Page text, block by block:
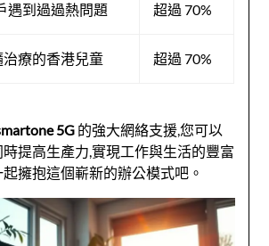
遇到過過熱問題 超過 70%
療的香港兒童 超過 70%
5G 的強大網絡支援,您可以
提高生產力,實現工作與生活的豐富
擁抱這個嶄新的辦公模式吧。